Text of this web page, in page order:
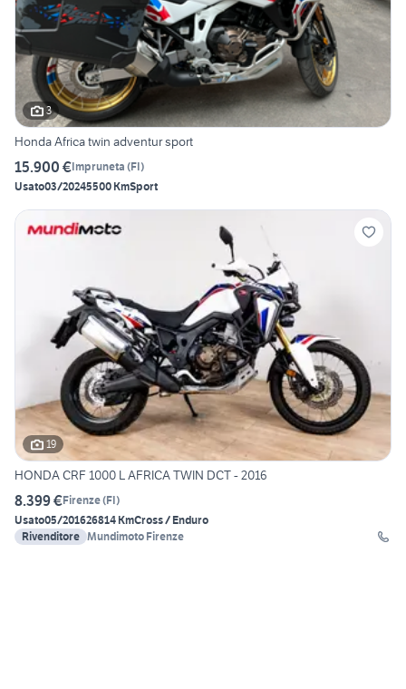
3
Honda Africa twin adventur sport
15.900 €Impruneta (FI)
Usato03/20245500 KmSport
19
HONDA CRF 1000 L AFRICA TWIN DCT - 2016
8.399 €Firenze(FI)
Usato05/201626814 KmCross / Enduro
Rivenditore Mundimoto Firenze